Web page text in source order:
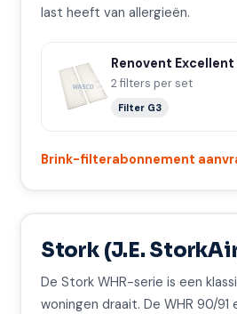
last heeft van allergieën.
Renovent
2 filters per set
Filter G3
Brink-filterabonnement
Stork (J.E.
De Stork WHR-serie is een
woningen draait. De WHR 90/91